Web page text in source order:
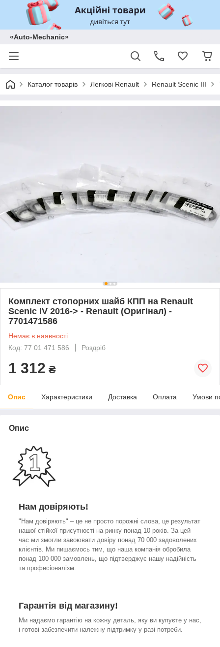
«Auto-Mechanic»
Каталог товарів Легкові Renault Renault Scenic III
Комплект стопорних шайб КПП на Renault
Scenic IV 2016-> - Renault (Оригінал) -
7701471586
Немає в наявності
Код: 77 01 471 586
Роздріб
1 312 ₴
Опис Характеристики Доставка Оплата Умови
Опис
Нам довіряють!
"Нам довіряють" – це не просто порожні слова, це результат
нашої стійкої присутності на ринку понад 10 років. За цей
час ми змогли завоювати довіру понад 70 000 задоволених
клієнтів. Ми пишаємось тим, що наша компанія обробила
понад 100 000 замовлень, що підтверджує нашу надійність
та професіоналізм.
Гарантія від магазину!
Ми надаємо гарантію на кожну деталь, яку ви купуєте у нас,
і готові забезпечити належну підтримку у разі потреби.